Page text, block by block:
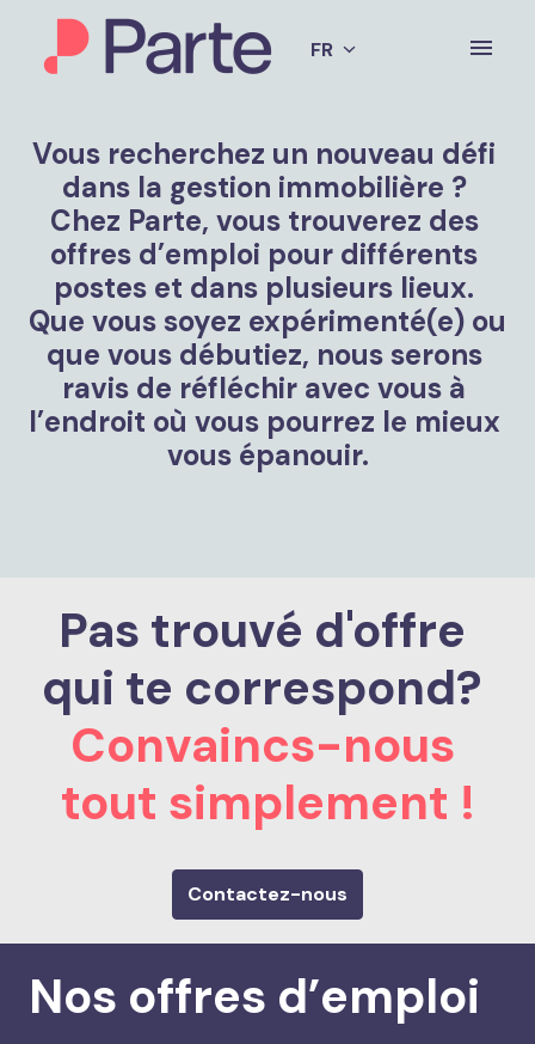
contenu
Page d'accueil FR
Vous recherchez un nouveau défi
dans la gestion immobilière ?
Chez Parte, vous trouverez des
offres d’emploi pour différents
postes et dans plusieurs lieux.
Que vous soyez expérimenté(e) ou
que vous débutiez, nous serons
ravis de réfléchir avec vous à
l’endroit où vous pourrez le mieux
vous épanouir.
Pas trouvé d'offre
qui te correspond?
Convaincs-nous
tout simplement !
Contactez-nous
Nos offres d’emploi